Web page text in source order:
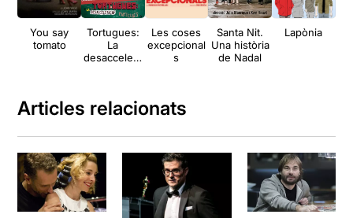
You say
tomato
Tortugues:
La
desaccelera
Les coses
excepcional
s
Santa Nit.
Una història
de Nadal
Lapònia
Articles relacionats